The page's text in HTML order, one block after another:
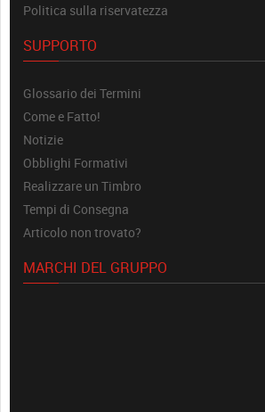
Politica sulla riservatezza
SUPPORTO
Glossario dei Termini
Come e Fatto!
Notizie
Obblighi Formativi
Realizzare un Timbro
Tempi di Consegna
Articolo non trovato?
MARCHI DEL GRUPPO